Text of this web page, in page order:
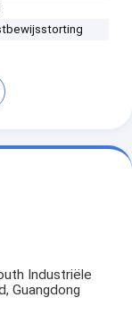
Industriële
Guangdong